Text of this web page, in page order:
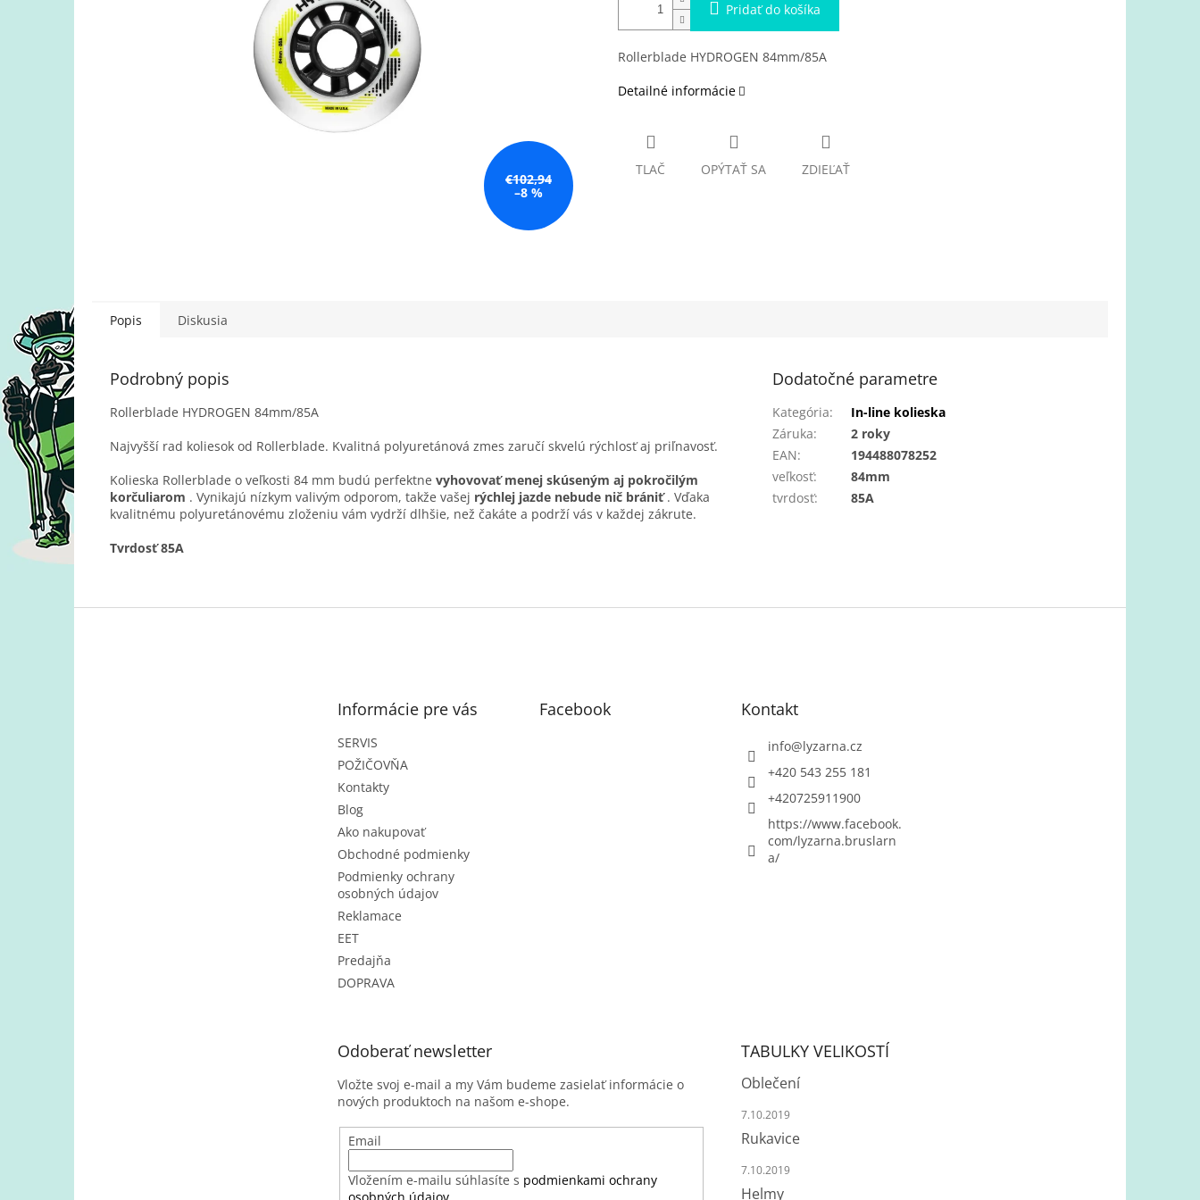
€102,94
–8 %
Pridať do košíka
Rollerblade HYDROGEN 84mm/85A
Detailné informácie
TLAČ OPÝTAŤ SA ZDIEĽAŤ
Popis Diskusia
Podrobný popis
Rollerblade HYDROGEN 84mm/85A
Najvyšší rad koliesok od Rollerblade. Kvalitná polyuretánová zmes zaručí skvelú rýchlosť aj priľnavosť.
Kolieska Rollerblade o veľkosti 84 mm budú perfektne vyhovovať menej skúseným aj pokročilým
korčuliarom . Vynikajú nízkym valivým odporom, takže vašej rýchlej jazde nebude nič brániť. Vďaka
kvalitnému polyuretánovému zloženiu vám vydrží dlhšie, než čakáte a podrží vás v každej zákrute.
Tvrdosť 85A
Dodatočné parametre
Kategória:
In-line kolieska
Záruka:
2 roky
EAN:
194488078252
veľkosť:
84mm
tvrdosť: 85A
Informácie pre vás
SERVIS
POŽIČOVŇA
Kontakty
Blog
Ako nakupovať
Obchodné podmienky
Podmienky ochrany
osobných údajov
Reklamace
EET
Predajňa
DOPRAVA
Facebook Kontakt
info@lyzarna.cz
+420 543 255 181
+420725911900
https://www.facebook.
com/lyzarna.bruslarn
a/
Odoberať newsletter
Vložte svoj e-mail a my Vám budeme zasielať informácie o
nových produktoch na našom e-shope.
Email
Vložením e-mailu súhlasíte s podmienkami ochrany
TABULKY VELIKOSTÍ
Oblečení
7.10.2019
Rukavice
7.10.2019
Helmy